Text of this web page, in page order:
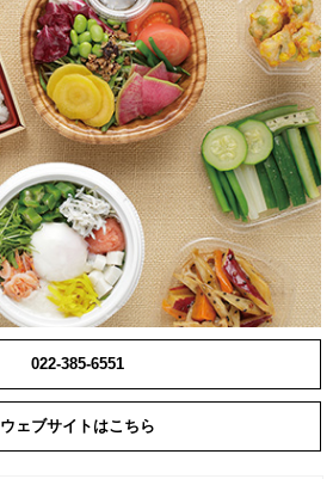
022-385-6551
ウェブサイトはこちら